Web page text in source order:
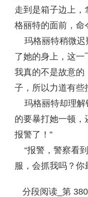
走到是箱子边上
格丽特的面前，命
玛格丽特稍微迟
了她的身上，这一
我真的不是故意的
子，所以力道有些
玛格丽特却理解
的要暴打她一顿，
报警了！”
“报警，警察看
服，会抓我吗？你
分段阅读_第